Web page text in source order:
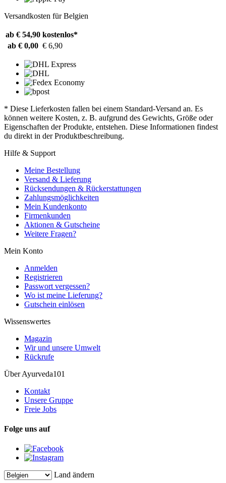
Versandkosten für Belgien
ab € 54,90 kostenlos*
ab € 0,00 € 6,90
* Diese Lieferkosten fallen bei einem Standard-Versand an. Es
können weitere Kosten, z. B. aufgrund des Gewichts, Größe oder
Eigenschaften der Produkte, entstehen. Diese Informationen findest
du direkt in der Produktbeschreibung.
Hilfe & Support
Meine Bestellung
Versand & Lieferung
Rücksendungen & Rückerstattungen
Zahlungsmöglichkeiten
Mein Kundenkonto
Firmenkunden
Aktionen & Gutscheine
Weitere Fragen?
Mein Konto
Anmelden
Registrieren
Passwort vergessen?
Wo ist meine Lieferung?
Gutschein einlösen
Wissenswertes
Magazin
Wir und unsere Umwelt
Rückrufe
Über Ayurveda101
Kontakt
Unsere Gruppe
Freie Jobs
Folge uns auf
Land ändern